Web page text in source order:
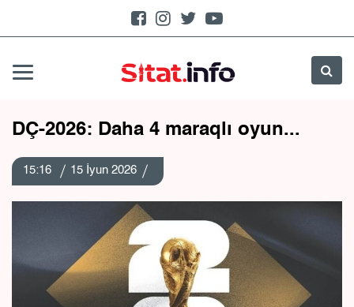
DÇ-2026: Daha 4 maraqlı oyun...
15:16 15 İyun 2026